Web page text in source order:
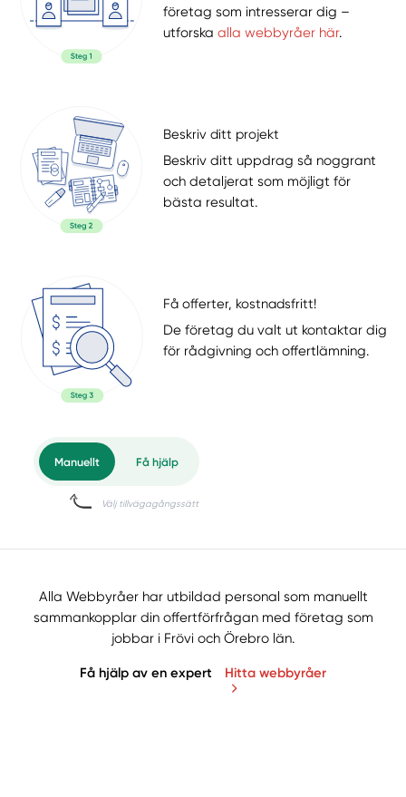
företag som intresserar dig –
utforskaalla webbyråer här.
Beskriv ditt projekt
Beskriv ditt uppdrag så noggrant
och detaljerat som möjligt för
bästa resultat.
Få offerter, kostnadsfritt!
De företag du valt ut kontaktar dig
för rådgivning och offertlämning.
Alla Webbyråer har utbildad personal som manuellt
sammankopplar din offertförfrågan med företag som
jobbar i Frövi och Örebro län.
Få hjälp av en expert Hitta webbyråer